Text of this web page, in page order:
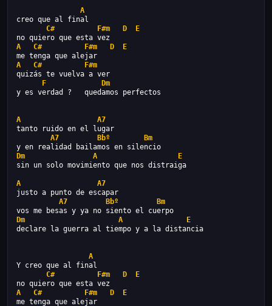
A
creo que al final
C#
F#m D
E
no quiero que esta vez
A
C# F#m D
E
me tenga que alejar
A
C#
F#m
quizás te vuelva a ver
F
Dm
y es verdad ?   quedamos perfectos
A
A7
tanto ruido en el lugar
A7
Bbº
Bm
y en realidad bailamos en silencio
Dm
A
E
sin un solo movimiento que nos distraiga
A
A7
justo a punto de escapar
A7
Bbº
Bm
vos me besas y ya no siento el cuerpo
Dm
A
E
declare la guerra al tiempo y a la distancia
A
Y creo que al final
C#
F#m D
E
no quiero que esta vez
A
C# F#m D
E
me tenga que alejar